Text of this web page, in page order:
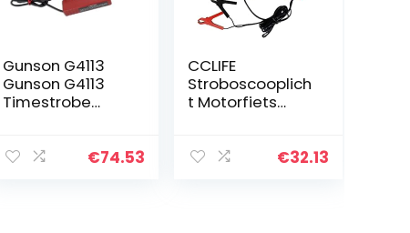
Gunson G4113
Gunson G4113
Timestrobe
Inductieve
€74.53
CCLIFE
Stroboscooplich
t Motorfiets
€32.13